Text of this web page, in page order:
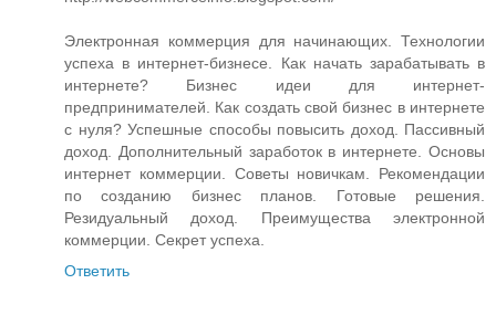
Электронная коммерция для начинающих. Технологии
успеха в интернет-бизнесе. Как начать зарабатывать в
интернете? Бизнес идеи для интернет-
предпринимателей. Как создать свой бизнес в интернете
с нуля? Успешные способы повысить доход. Пассивный
доход. Дополнительный заработок в интернете. Основы
интернет коммерции. Советы новичкам. Рекомендации
по созданию бизнес планов. Готовые решения.
Резидуальный доход. Преимущества электронной
коммерции. Секрет успеха.
Ответить